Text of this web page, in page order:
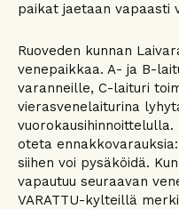
paikat jaetaan vapaasti
Ruoveden kunnan
venepaikkaa. A- ja B-
varanneille, C-laituri
vierasvenelaiturina
vuorokausihinnoittelulla.
oteta
siihen voi pysäköidä.
vapautuu seuraavan
VARATTU-kylteillä